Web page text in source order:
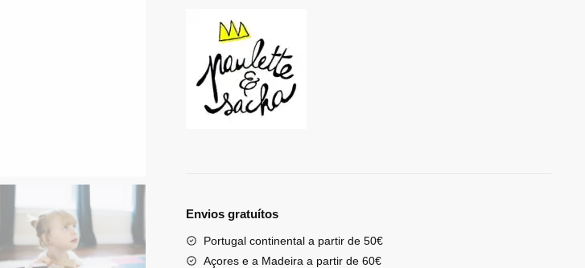
Envios gratuítos
Portugal continental a partir de 50€
Açores e a Madeira a partir de 60€